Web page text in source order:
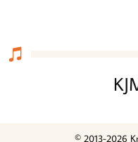
© 2013-2026